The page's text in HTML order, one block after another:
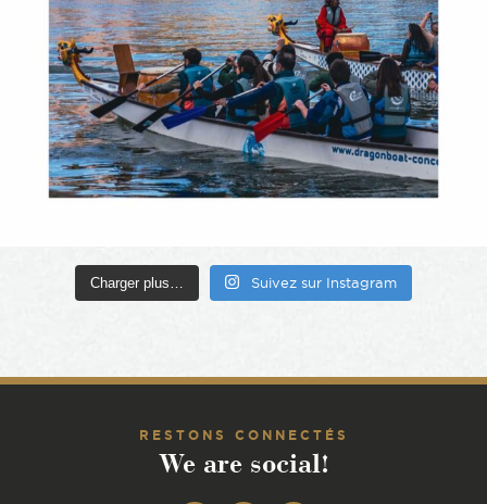
Charger plus… Suivez sur Instagram
RESTONS CONNECTÉS
We are social!